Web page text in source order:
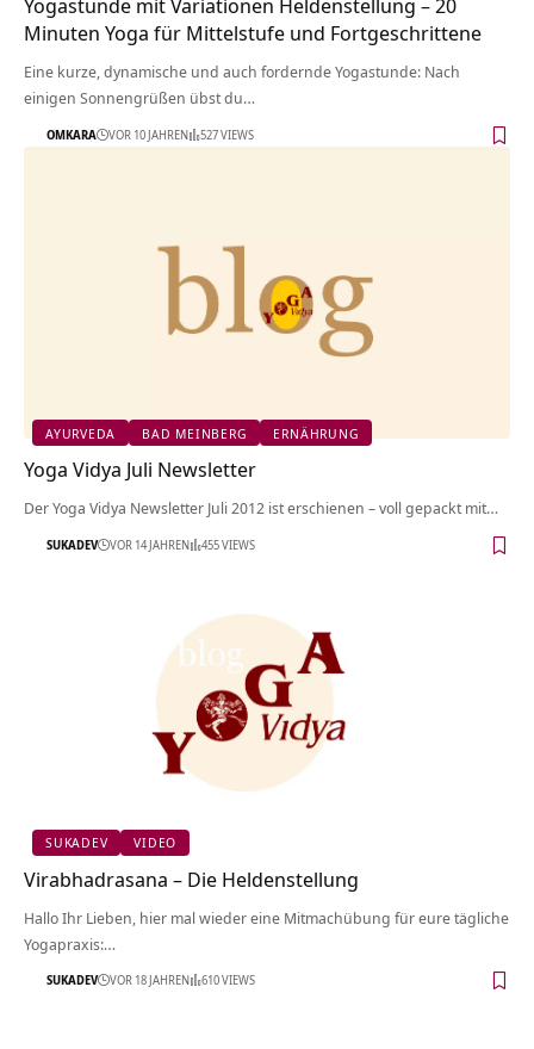
Yogastunde mit Variationen Heldenstellung – 20
Minuten Yoga für Mittelstufe und Fortgeschrittene
Eine kurze, dynamische und auch fordernde Yogastunde: Nach
einigen Sonnengrüßen übst du…
OMKARA VOR 10 JAHREN 527 VIEWS
AYURVEDA BAD MEINBERG ERNÄHRUNG
Yoga Vidya Juli Newsletter
Der Yoga Vidya Newsletter Juli 2012 ist erschienen – voll gepackt mit…
SUKADEV VOR 14 JAHREN 455 VIEWS
SUKADEV VIDEO
Virabhadrasana – Die Heldenstellung
Hallo Ihr Lieben, hier mal wieder eine Mitmachübung für eure tägliche
Yogapraxis:…
SUKADEV VOR 18 JAHREN 610 VIEWS